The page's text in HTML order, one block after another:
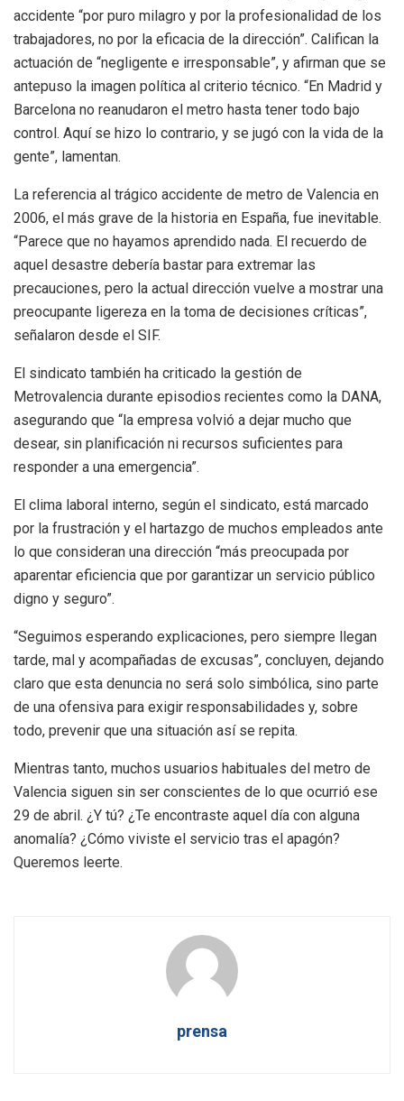
accidente “por puro milagro y por la profesionalidad de los
trabajadores, no por la eficacia de la dirección”. Califican la
actuación de “negligente e irresponsable”, y afirman que se
antepuso la imagen política al criterio técnico. “En Madrid y
Barcelona no reanudaron el metro hasta tener todo bajo
control. Aquí se hizo lo contrario, y se jugó con la vida de la
gente”, lamentan.
La referencia al trágico accidente de metro de Valencia en
2006, el más grave de la historia en España, fue inevitable.
“Parece que no hayamos aprendido nada. El recuerdo de
aquel desastre debería bastar para extremar las
precauciones, pero la actual dirección vuelve a mostrar una
preocupante ligereza en la toma de decisiones críticas”,
señalaron desde el SIF.
El sindicato también ha criticado la gestión de
Metrovalencia durante episodios recientes como la DANA,
asegurando que “la empresa volvió a dejar mucho que
desear, sin planificación ni recursos suficientes para
responder a una emergencia”.
El clima laboral interno, según el sindicato, está marcado
por la frustración y el hartazgo de muchos empleados ante
lo que consideran una dirección “más preocupada por
aparentar eficiencia que por garantizar un servicio público
digno y seguro”.
“Seguimos esperando explicaciones, pero siempre llegan
tarde, mal y acompañadas de excusas”, concluyen, dejando
claro que esta denuncia no será solo simbólica, sino parte
de una ofensiva para exigir responsabilidades y, sobre
todo, prevenir que una situación así se repita.
Mientras tanto, muchos usuarios habituales del metro de
Valencia siguen sin ser conscientes de lo que ocurrió ese
29 de abril. ¿Y tú? ¿Te encontraste aquel día con alguna
anomalía? ¿Cómo viviste el servicio tras el apagón?
Queremos leerte.
prensa